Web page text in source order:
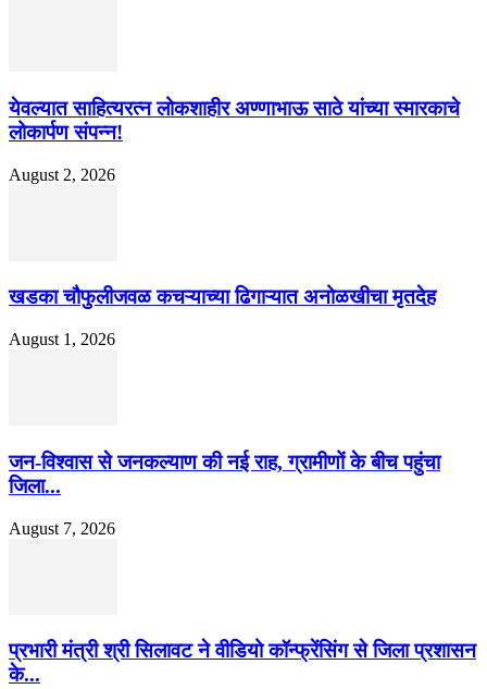
येवल्यात साहित्यरत्न लोकशाहीर अण्णाभाऊ साठे यांच्या स्मारकाचे
लोकार्पण संपन्न!
August 2, 2026
खडका चौफुलीजवळ कचऱ्याच्या ढिगाऱ्यात अनोळखीचा मृतदेह
August 1, 2026
जन-विश्वास से जनकल्याण की नई राह, ग्रामीणों के बीच पहुंचा
जिला...
August 7, 2026
प्रभारी मंत्री श्री सिलावट ने वीडियो कॉन्फ्रेंसिंग से जिला प्रशासन
के...